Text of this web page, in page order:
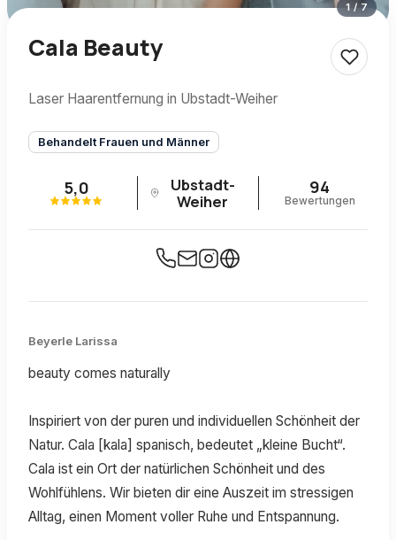
1/7
Cala Beauty
Laser Haarentfernung in Ubstadt-Weiher
Behandelt Frauen und Männer
5,0
Ubstadt-
Weiher
94
Bewertungen
Beyerle Larissa
beauty comes naturally
Inspiriert von der puren und individuellen Schönheit der
Natur. Cala [kala] spanisch, bedeutet „kleine Bucht“.
Cala ist ein Ort der natürlichen Schönheit und des
Wohlfühlens. Wir bieten dir eine Auszeit im stressigen
Alltag, einen Moment voller Ruhe und Entspannung.